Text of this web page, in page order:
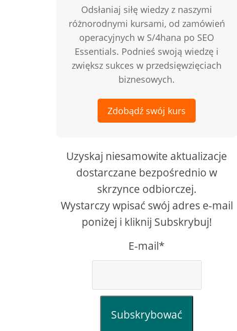
Odsłaniaj siłę wiedzy z naszymi
różnorodnymi kursami, od zamówień
operacyjnych w S/4hana po SEO
Essentials. Podnieś swoją wiedzę i
zwiększ sukces w przedsięwzięciach
biznesowych.
Zdobądź swój kurs
Uzyskaj niesamowite aktualizacje
dostarczane bezpośrednio w
skrzynce odbiorczej.
Wystarczy wpisać swój adres e-mail
poniżej i kliknij Subskrybuj!
E-mail*
Subskrybować